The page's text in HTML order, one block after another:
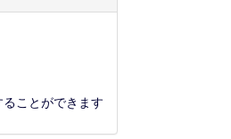
ることができます